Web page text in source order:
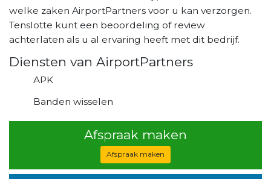
welke zaken AirportPartners voor u kan verzorgen.
Tenslotte kunt een beoordeling of review
achterlaten als u al ervaring heeft met dit bedrijf.
Diensten van AirportPartners
APK
Banden wisselen
Afspraak maken
Afspraak maken